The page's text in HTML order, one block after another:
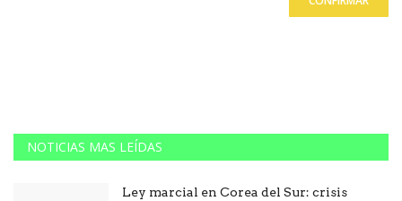
NOTICIAS MAS LEÍDAS
Ley marcial en Corea del Sur: crisis